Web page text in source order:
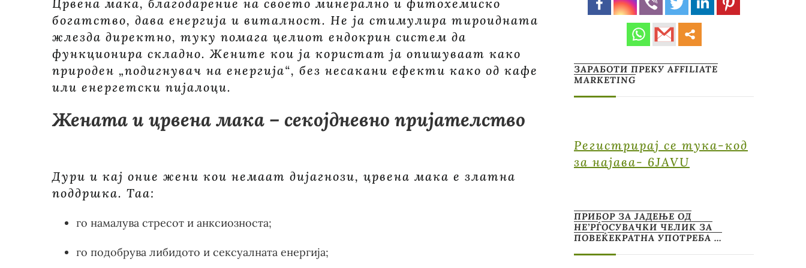
Црвена мака, благодарение на своето минерално и фитохемиско
богатство, дава енергија и виталност. Не ја стимулира тироидната
жлезда директно, туку помага целиот ендокрин систем да
функционира складно. Жените кои ја користат ја опишуваат како
природен „подигнувач на енергија“, без несакани ефекти како од кафе
или енергетски пијалоци.
Жената и црвена мака – секојдневно пријателство
Дури и кај оние жени кои немаат дијагнози, црвена мака е златна
поддршка. Таа:
го намалува стресот и анксиозноста;
го подобрува либидото и сексуалната енергија;
ЗАРАБОТИ ПРЕКУ AFFILIATE
MARKETING
Регистрирај се тука-код
за најава- 6JAVU
ПРИБОР ЗА ЈАДЕЊЕ ОД
НЕ’РЃОСУВАЧКИ ЧЕЛИК ЗА
ПОВЕЌЕКРАТНА УПОТРЕБА …